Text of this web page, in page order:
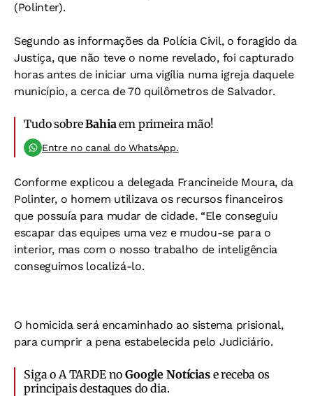
(Polinter).
Segundo as informações da Polícia Civil, o foragido da
Justiça, que não teve o nome revelado, foi capturado
horas antes de iniciar uma vigília numa igreja daquele
município, a cerca de 70 quilômetros de Salvador.
Tudo sobreBahiaem primeira mão!
Entre no canal do WhatsApp.
Conforme explicou a delegada Francineide Moura, da
Polinter, o homem utilizava os recursos financeiros
que possuía para mudar de cidade. “Ele conseguiu
escapar das equipes uma vez e mudou-se para o
interior, mas com o nosso trabalho de inteligência
conseguimos localizá-lo.
O homicida será encaminhado ao sistema prisional,
para cumprir a pena estabelecida pelo Judiciário.
Siga o A TARDE noGoogle Notíciase receba os
principais destaques do dia.